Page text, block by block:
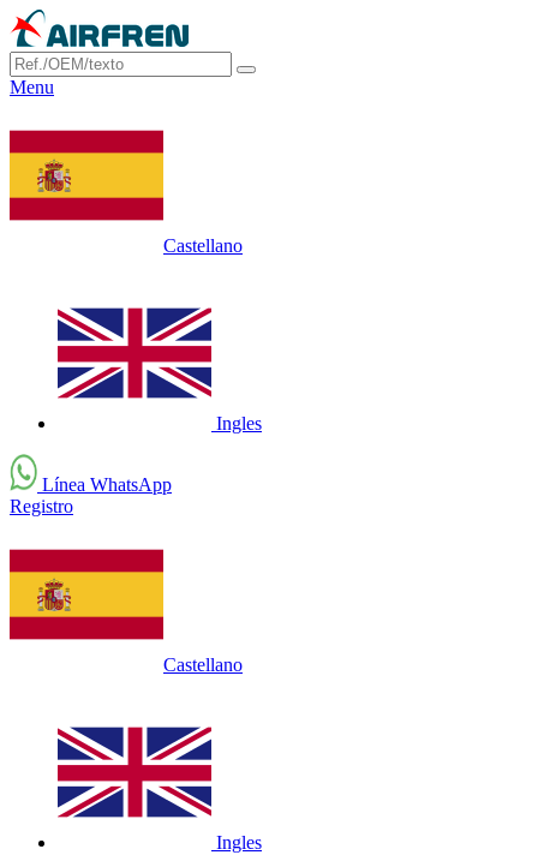
Menu
Castellano
Ingles
Línea WhatsApp
Registro
Castellano
Ingles